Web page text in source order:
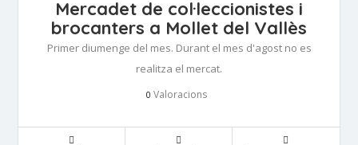
Mercadet de col·leccionistes i
brocanters a Mollet del Vallès
Primer diumenge del mes. Durant el mes d'agost no es
realitza el mercat.
0 Valoracions